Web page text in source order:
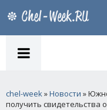
chel-week»Новости »
получить свидетельства